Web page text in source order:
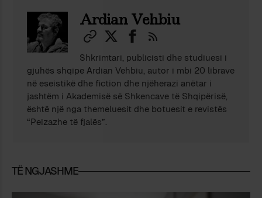
Ardian Vehbiu
Shkrimtari, publicisti dhe studiuesi i
gjuhës shqipe Ardian Vehbiu, autor i mbi 20 librave
në eseistikë dhe fiction dhe njëherazi anëtar i
jashtëm i Akademisë së Shkencave të Shqipërisë,
është një nga themeluesit dhe botuesit e revistës
“Peizazhe të fjalës”.
TË NGJASHME